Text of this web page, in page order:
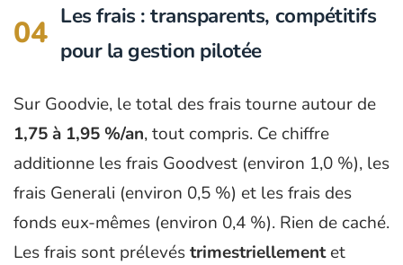
04 Les frais : transparents, compétitifs
pour la gestion pilotée
Sur Goodvie, le total des frais tourne autour de
1,75 à 1,95 %/an, tout compris. Ce chiffre
additionne les frais Goodvest (environ 1,0 %), les
frais Generali (environ 0,5 %) et les frais des
fonds eux-mêmes (environ 0,4 %). Rien de caché.
Les frais sont prélevéstrimestriellementet